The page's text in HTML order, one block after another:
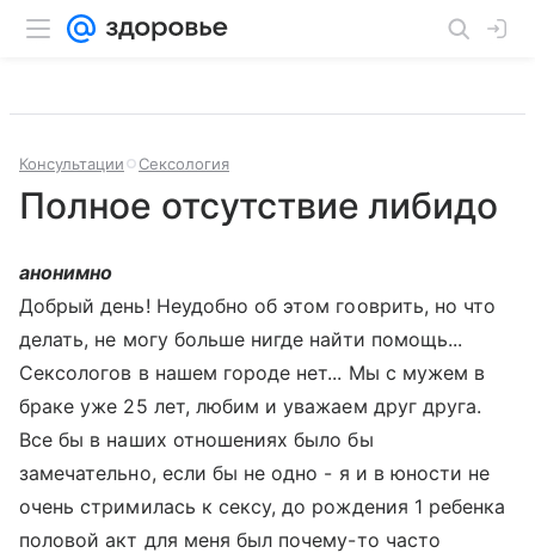
Консультации Сексология
Полное отсутствие либидо
анонимно
Добрый день! Неудобно об этом гооврить, но что
делать, не могу больше нигде найти помощь...
Сексологов в нашем городе нет... Мы с мужем в
браке уже 25 лет, любим и уважаем друг друга.
Все бы в наших отношениях было бы
замечательно, если бы не одно - я и в юности не
очень стримилась к сексу, до рождения 1 ребенка
половой акт для меня был почему-то часто